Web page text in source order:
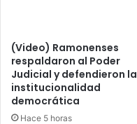
(Video) Ramonenses
respaldaron al Poder
Judicial y defendieron la
institucionalidad
democrática
Hace 5 horas